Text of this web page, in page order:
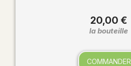
20,00 €
la bouteille
COMMANDER